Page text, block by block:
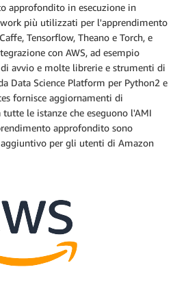
approfondito in esecuzione in
più utilizzati per l'apprendimento
Tensorflow, Theano e Torch, e
con AWS, ad esempio
avvio e molte librerie e strumenti di
Data Science Platform per Python2 e
fornisce aggiornamenti di
le istanze che eseguono l'AMI
approfondito sono
per gli utenti di Amazon